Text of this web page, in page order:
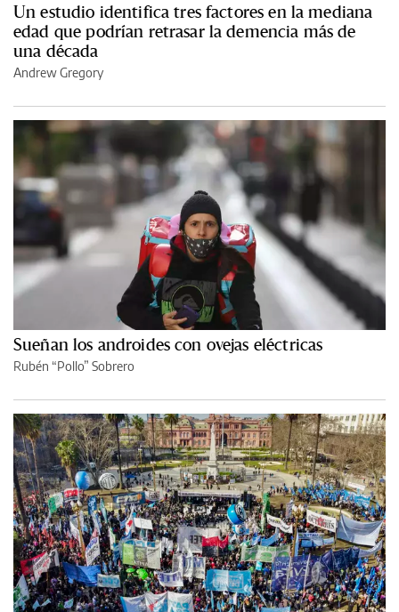
Un estudio identifica tres factores en la mediana
edad que podrían retrasar la demencia más de
una década
Andrew Gregory
Sueñan los androides con ovejas eléctricas
Rubén “Pollo” Sobrero